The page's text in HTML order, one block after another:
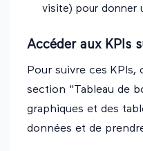
visite) pour donner
Accéder aux KPIs
Pour suivre ces
section "Tableau de
graphiques et des
données et de